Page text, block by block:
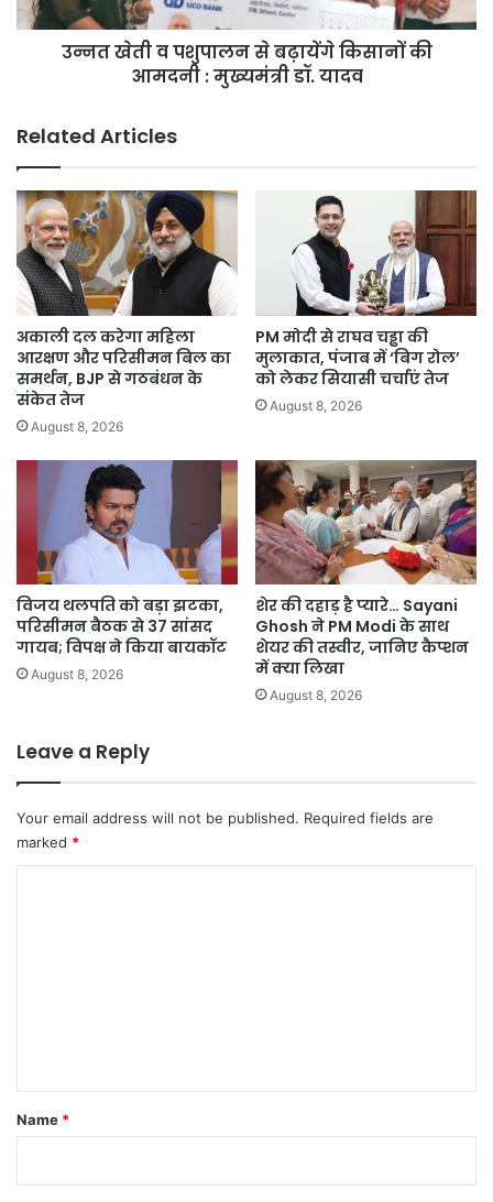
आमदनी
उन्नत खेती व पशुपालन से बढ़ायेंगे किसानों की
आमदनी : मुख्यमंत्री डॉ. यादव
Related Articles
अकाली दल करेगा महिला
आरक्षण और परिसीमन बिल का
समर्थन, BJP से गठबंधन के
संकेत तेज
August 8, 2026
PM मोदी से राघव चड्ढा की
मुलाकात, पंजाब में ‘बिग रोल’
को लेकर सियासी चर्चाएं तेज
August 8, 2026
विजय थलपति को बड़ा झटका,
परिसीमन बैठक से 37 सांसद
गायब; विपक्ष ने किया बायकॉट
August 8, 2026
शेर की दहाड़ है प्यारे… Sayani
Ghosh ने PM Modi के साथ
शेयर की तस्वीर, जानिए कैप्शन
में क्या लिखा
August 8, 2026
Leave a Reply
Your email address will not be published. Required fields are
marked *
*
Name *